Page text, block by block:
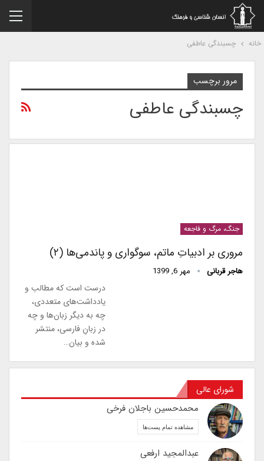
چسبندگی عاطفی
مرور برچسب
چسبندگی عاطفی
جنگ، مرگ و فاجعه
مروری بر ادبیاتِ ماتم، سوگواری و پاندمی‌ها (۲)
هاجر قربانی مهر 6, 1399
درست است که مطالب و
یادداشت‌های متعددی،
چه به دیگر زبان‌ها و چه
در زبانِ فارسی، منتشر
شده و بیان…
شورای عالی
محمدحسین باجلان فرخی
مشاهده تمام پست‌ها
عبدالمجید ارفعی